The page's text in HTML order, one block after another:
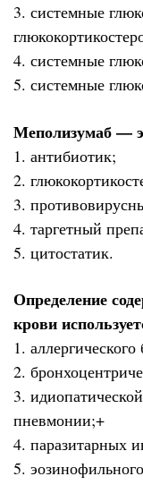
3. системные
4. системные
5. системные
Меполизумаб —
1. антибиотик;
2.
3.
4. таргетный
5. цитостатик.
Определение
крови
1.
2.
3.
пневмонии;+
4. паразитарных
5.